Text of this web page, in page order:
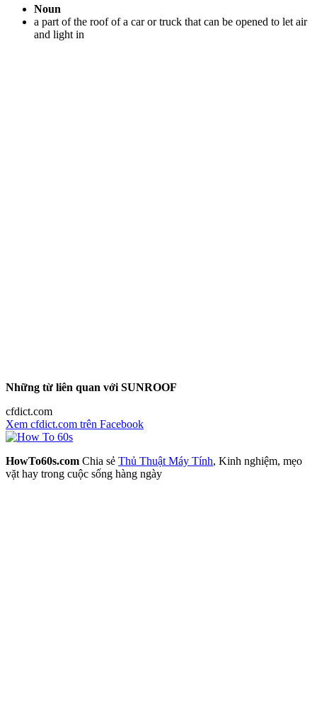
Noun
a part of the roof of a car or truck that can be opened to let air
and light in
Những từ liên quan với SUNROOF
cfdict.com
Xem cfdict.com trên Facebook
HowTo60s.com Chia sẻ Thủ Thuật Máy Tính, Kinh nghiệm, mẹo
vặt hay trong cuộc sống hàng ngày